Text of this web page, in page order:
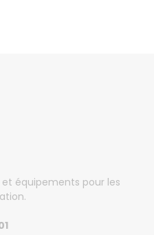
équipements pour les